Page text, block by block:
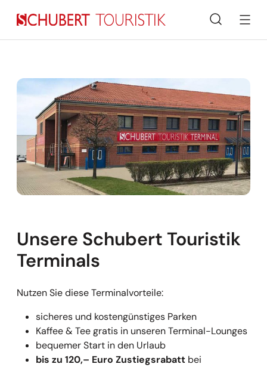
Suche
Unsere Schubert Touristik
Terminals
Nutzen Sie diese Terminalvorteile:
sicheres und kostengünstiges Parken
Kaffee & Tee gratis in unseren Terminal-Lounges
bequemer Start in den Urlaub
bis zu 120,– Euro Zustiegsrabatt bei